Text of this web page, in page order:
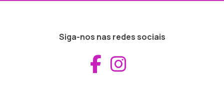
Siga-nos nas redes sociais
Aceder ao